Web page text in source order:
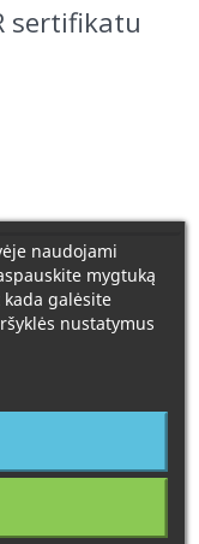
sertifikatu
4-6 savaitės.
naudojami
mygtuką
galėsite
nustatymus